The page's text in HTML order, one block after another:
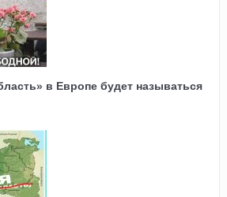
в Европе будет называться